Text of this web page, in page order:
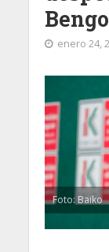
enero 24,
Foto: Baiko